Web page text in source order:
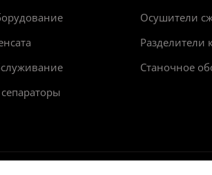
Осушители
Разделители
Станочное